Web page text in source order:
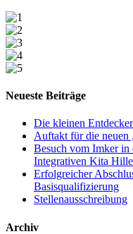
Neueste Beiträge
Die kleinen
Auftakt für die neuen
Besuch vom Imker in
Integrativen Kita
Erfolgreicher
Basisqualifizierung
Stellenausschreibung
Archiv